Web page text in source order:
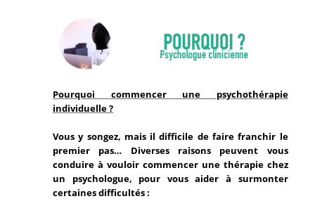
Pourquoi commencer une psychothérapie
individuelle ?
Vous y songez, mais il difficile de faire franchir le
premier pas… Diverses raisons peuvent vous
conduire à vouloir commencer une thérapie chez
un psychologue, pour vous aider à surmonter
certaines difficultés :